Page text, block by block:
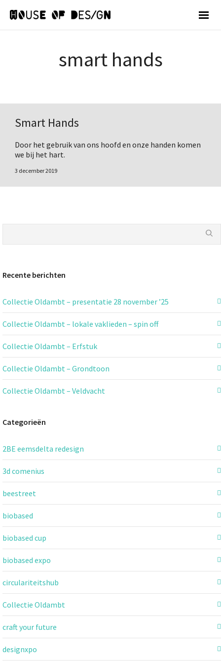
smart hands
Smart Hands
Door het gebruik van ons hoofd en onze handen komen
we bij het hart.
3 december 2019
Recente berichten
Collectie Oldambt – presentatie 28 november ’25
Collectie Oldambt – lokale vaklieden – spin off
Collectie Oldambt – Erfstuk
Collectie Oldambt – Grondtoon
Collectie Oldambt – Veldvacht
Categorieën
2BE eemsdelta redesign
3d comenius
beestreet
biobased
biobased cup
biobased expo
circulariteitshub
Collectie Oldambt
craft your future
designxpo